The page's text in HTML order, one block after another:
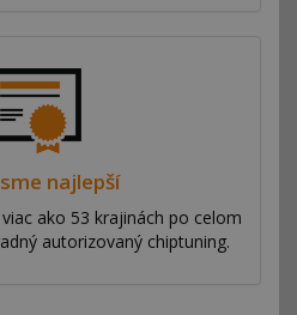
najlepší
ako 53 krajinách po celom
autorizovaný chiptuning.